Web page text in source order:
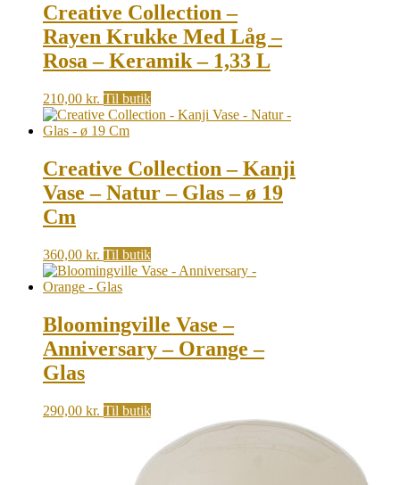
Creative Collection –
Rayen Krukke Med Låg –
Rosa – Keramik – 1,33 L
210,00 kr. Til butik
Creative Collection – Kanji
Vase – Natur – Glas – ø 19
Cm
360,00 kr. Til butik
Bloomingville Vase –
Anniversary – Orange –
Glas
290,00 kr. Til butik